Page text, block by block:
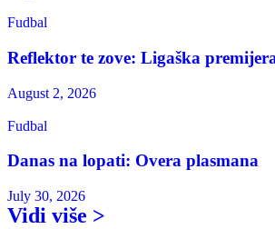
Fudbal
Reflektor te zove: Ligaška
August 2, 2026
Fudbal
Danas na lopati: Overa plasmana
July 30, 2026
Vidi više >